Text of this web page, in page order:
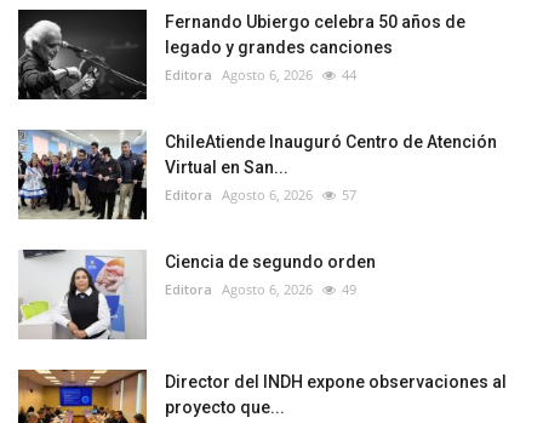
Fernando Ubiergo celebra 50 años de
legado y grandes canciones
Editora Agosto 6, 2026 44
ChileAtiende Inauguró Centro de Atención
Virtual en San...
Editora Agosto 6, 2026 57
Ciencia de segundo orden
Editora Agosto 6, 2026 49
Director del INDH expone observaciones al
proyecto que...